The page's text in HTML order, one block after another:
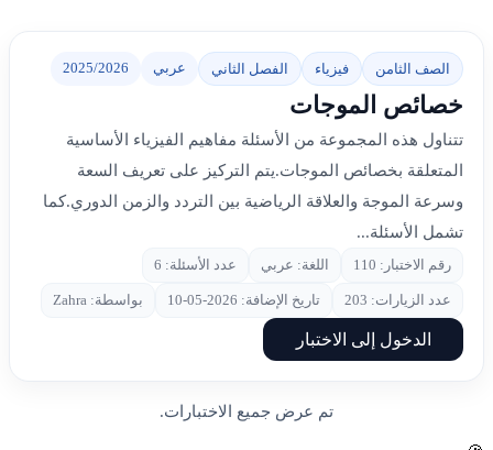
الصف الثامن فيزياء الفصل الثاني عربي 2025/2026
خصائص الموجات
تتناول هذه المجموعة من الأسئلة مفاهيم الفيزياء الأساسية
المتعلقة بخصائص الموجات.يتم التركيز على تعريف السعة
وسرعة الموجة والعلاقة الرياضية بين التردد والزمن الدوري.كما
تشمل الأسئلة...
رقم الاختبار: 110 اللغة: عربي عدد الأسئلة: 6
عدد الزيارات: 203 تاريخ الإضافة: 2026-05-10 بواسطة: Zahra
الدخول إلى الاختبار
تم عرض جميع الاختبارات.